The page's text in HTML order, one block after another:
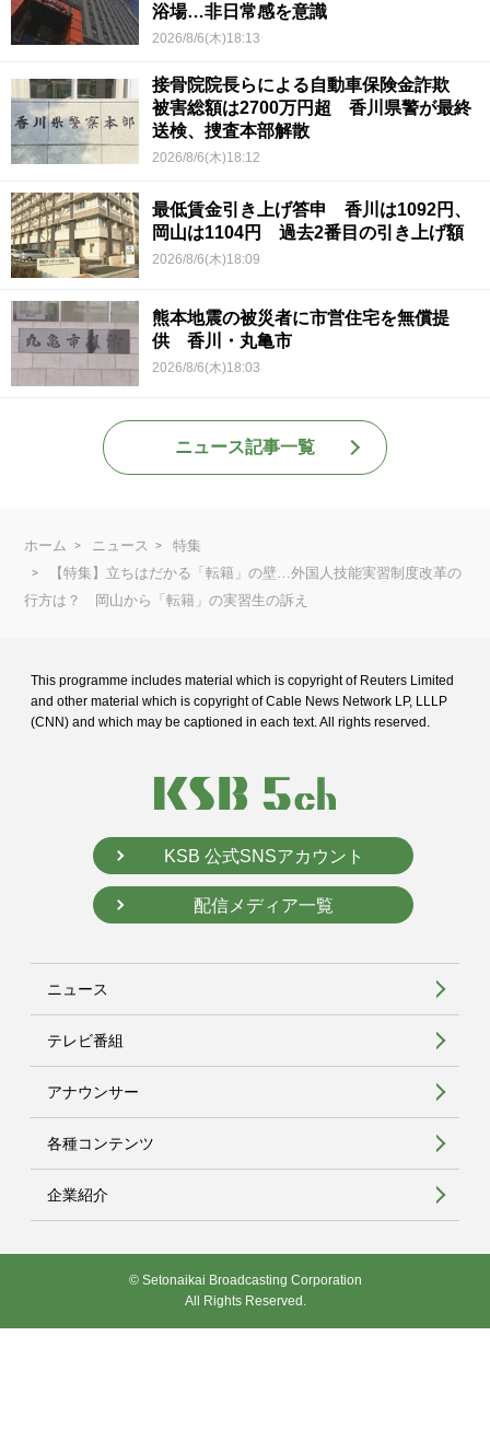
浴場…非日常感を意識
2026/8/6(木)18:13
接骨院院長らによる自動車保険金詐欺
被害総額は2700万円超 香川県警が最終
送検、捜査本部解散
2026/8/6(木)18:12
最低賃金引き上げ答申 香川は1092円、
岡山は1104円 過去2番目の引き上げ額
2026/8/6(木)18:09
熊本地震の被災者に市営住宅を無償提
供 香川・丸亀市
2026/8/6(木)18:03
ニュース記事一覧
ホーム ニュース
特集
【特集】立ちはだかる「転籍」の壁…外国人技能実習制度改革の
行方は？ 岡山から「転籍」の実習生の訴え
This programme includes material which is copyright of Reuters Limited
and other material which is copyright of Cable News Network LP, LLLP
(CNN) and which may be captioned in each text. All rights reserved.
KSB 公式SNSアカウント
配信メディア一覧
ニュース
テレビ番組
アナウンサー
各種コンテンツ
企業紹介
© Setonaikai Broadcasting Corporation
All Rights Reserved.